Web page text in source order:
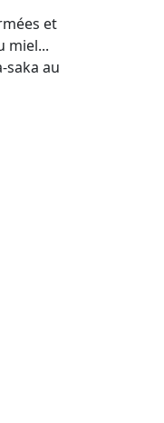
et
miel...
saka au